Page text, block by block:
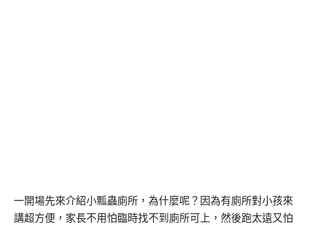
一開場先來介紹小瓢蟲廁所，為什麼呢？因為有廁所對小孩來
講超方便，家長不用怕臨時找不到廁所可上，然後跑太遠又怕